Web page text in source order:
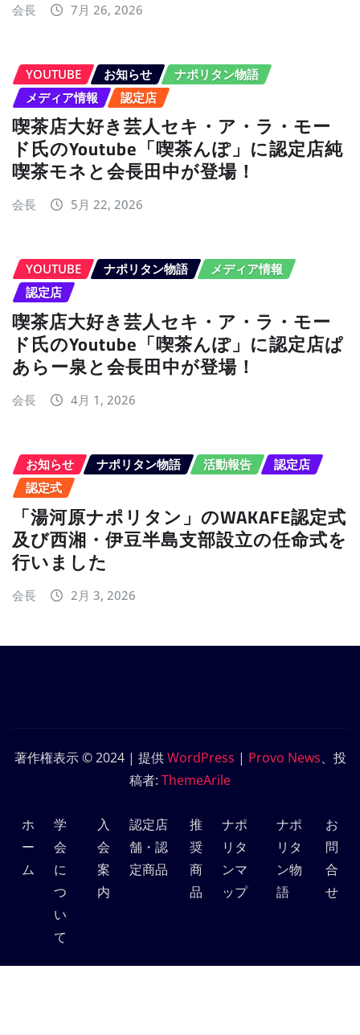
会長 7月 26, 2026
YOUTUBE お知らせ
ナポリタン物語
メディア情報
認定店
喫茶店大好き芸人セキ・ア・ラ・モー
ド氏のYoutube「喫茶んぽ」に認定店純
喫茶モネと会長田中が登場！
会長 5月 22, 2026
YOUTUBE ナポリタン物語
メディア情報
認定店
喫茶店大好き芸人セキ・ア・ラ・モー
ド氏のYoutube「喫茶んぽ」に認定店ぱ
あらー泉と会長田中が登場！
会長 4月 1, 2026
お知らせ ナポリタン物語 活動報告
認定店
認定式
「湯河原ナポリタン」のWAKAFE認定式
及び西湘・伊豆半島支部設立の任命式を
行いました
会長 2月 3, 2026
著作権表示 © 2024 | 提供WordPress | Provo News、投
稿者: ThemeArile
ホ
ー
ム
学
会
に
つ
い
て
入
会
案
内
認定店
舗・認
定商品
推
奨
商
品
ナポ
リタ
ンマ
ップ
ナポ
リタ
ン物
語
お
問
合
せ